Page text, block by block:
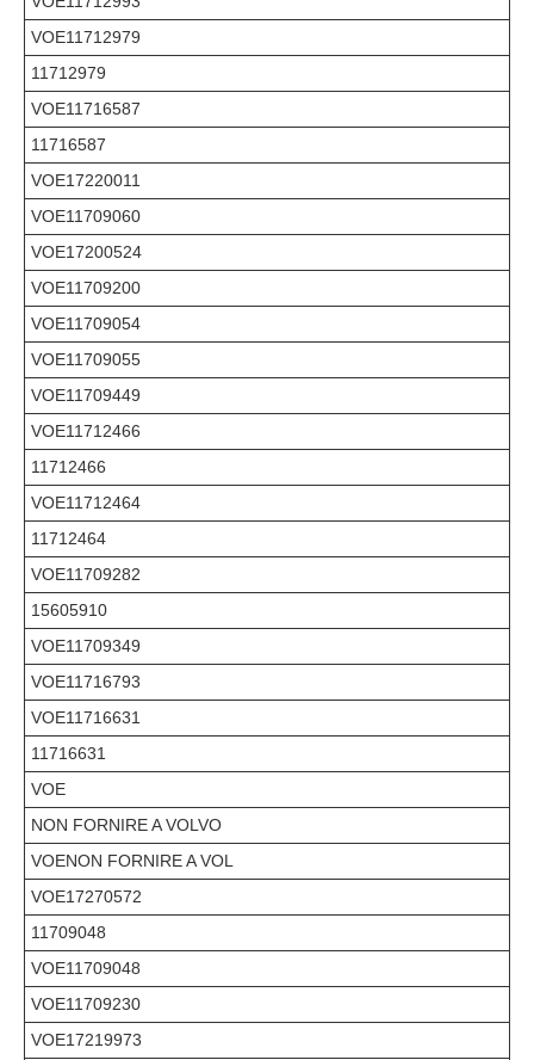
VOE11712979
11712979
VOE11716587
11716587
VOE17220011
VOE11709060
VOE17200524
VOE11709200
VOE11709054
VOE11709055
VOE11709449
VOE11712466
11712466
VOE11712464
11712464
VOE11709282
15605910
VOE11709349
VOE11716793
VOE11716631
11716631
VOE
NON FORNIRE A VOLVO
VOENON FORNIRE A VOL
VOE17270572
11709048
VOE11709048
VOE11709230
VOE17219973